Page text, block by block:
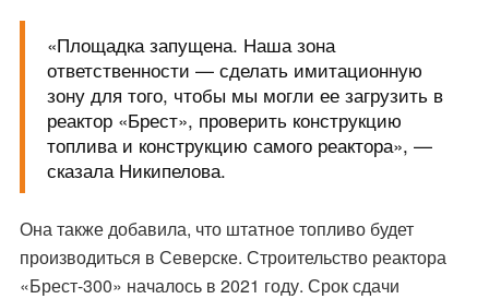
«Площадка запущена. Наша зона
ответственности — сделать имитационную
зону для того, чтобы мы могли ее загрузить в
реактор «Брест», проверить конструкцию
топлива и конструкцию самого реактора», —
сказала Никипелова.
Она также добавила, что штатное топливо будет
производиться в Северске. Строительство реактора
«Брест-300» началось в 2021 году. Срок сдачи